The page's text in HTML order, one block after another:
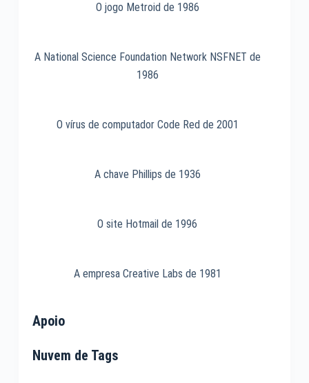
O jogo Metroid de 1986
A National Science Foundation Network NSFNET de
1986
O vírus de computador Code Red de 2001
A chave Phillips de 1936
O site Hotmail de 1996
A empresa Creative Labs de 1981
Apoio
Nuvem de Tags